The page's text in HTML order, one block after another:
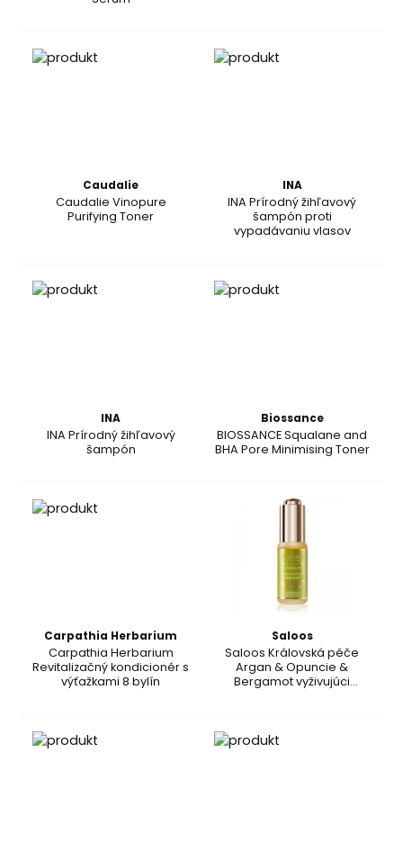
Caudalie
Caudalie Vinopure
Purifying Toner
INA
INA Prírodný žihľavový
šampón proti
vypadávaniu vlasov
INA
INA Prírodný žihľavový
šampón
Biossance
BIOSSANCE Squalane and
BHA Pore Minimising Toner
Carpathia Herbarium
Carpathia Herbarium
Revitalizačný kondicionér s
výťažkami 8 bylín
Saloos
Saloos Královská péče
Argan & Opuncie &
Bergamot vyživujúci